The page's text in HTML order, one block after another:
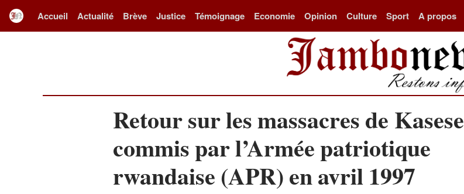
Accueil Actualité Brève Justice Témoignage Economie Opinion Culture Sport A propos
Retour sur les massacres de Kasese
commis par l’Armée patriotique
rwandaise (APR) en avril 1997